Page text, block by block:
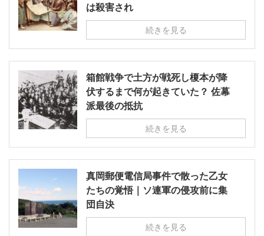
は殺害され
続きを見る
箱館戦争で土方が戦死し榎本が降
伏するまで何が起きていた？ 佐幕
派最後の抵抗
続きを見る
真岡郵便電信局事件で散った乙女
たちの覚悟｜ソ連軍の侵攻前に集
団自決
続きを見る